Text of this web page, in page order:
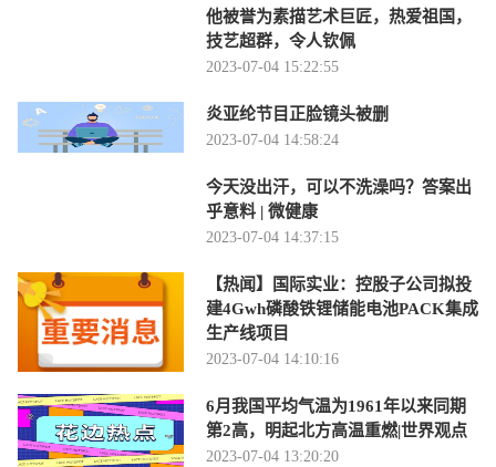
他被誉为素描艺术巨匠，热爱祖国，
技艺超群，令人钦佩
2023-07-04 15:22:55
炎亚纶节目正脸镜头被删
2023-07-04 14:58:24
今天没出汗，可以不洗澡吗？答案出
乎意料 | 微健康
2023-07-04 14:37:15
【热闻】国际实业：控股子公司拟投
建4Gwh磷酸铁锂储能电池PACK集成
生产线项目
2023-07-04 14:10:16
6月我国平均气温为1961年以来同期
第2高，明起北方高温重燃|世界观点
2023-07-04 13:20:20